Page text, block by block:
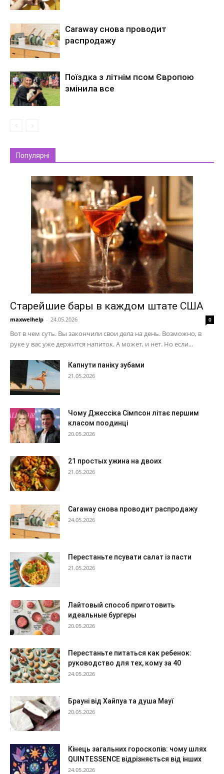
Caraway снова проводит
распродажу
Поїздка з літнім псом Європою
змінила все
Популярні
Старейшие бары в каждом штате США
maxwelhelp - 24.05.2026 0
Вот в чем суть. Вы закончили свои дела на день. Возможно, в
руке у вас уже держится напиток. А может, и нет. Но если...
Капнути паніку зубами
21.05.2026
Чому Джессіка Сімпсон літає першим
класом поодинці
20.05.2026
21 простых ужина на двоих
21.05.2026
Caraway снова проводит распродажу
24.05.2026
Перестаньте псувати салат із пасти
21.05.2026
Лайтовый способ приготовить
идеальные бургеры
20.05.2026
Перестаньте питаться как ребенок:
руководство для тех, кому за 40
24.05.2026
Брауні від Хайпуа та душа Мауї
20.05.2026
Кінець загальних гороскопів: чому шлях
QUINTESSENCE відрізняється від інших
24.05.2026